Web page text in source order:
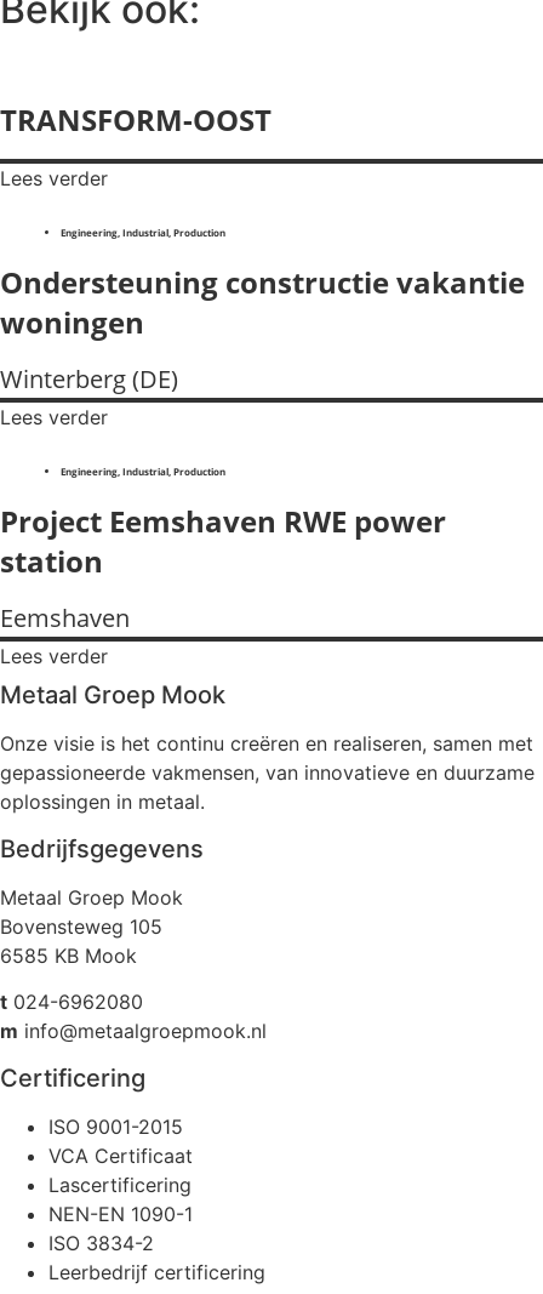
Bekijk ook:
TRANSFORM-OOST
Lees verder
Engineering,Industrial,Production
Ondersteuning constructie vakantie
woningen
Winterberg (DE)
Lees verder
Engineering,Industrial,Production
Project Eemshaven RWE power
station
Eemshaven
Lees verder
Metaal Groep Mook
Onze visie is het continu creëren en realiseren, samen met
gepassioneerde vakmensen, van innovatieve en duurzame
oplossingen in metaal.
Bedrijfsgegevens
Metaal Groep Mook
Bovensteweg 105
6585 KB Mook
t 024-6962080
m info@metaalgroepmook.nl
Certificering
ISO 9001-2015
VCA Certificaat
Lascertificering
NEN-EN 1090-1
ISO 3834-2
Leerbedrijf certificering